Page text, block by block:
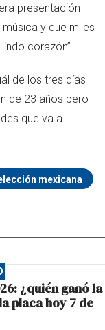
presentación
y que miles
corazón”.
de los tres días
de 23 años pero
que va a
mexicana
¿quién ganó la
placa hoy 7 de